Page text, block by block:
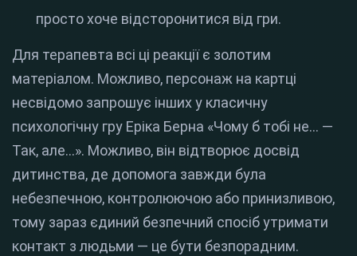
просто хоче відсторонитися від гри.
Для терапевта всі ці реакції є золотим
матеріалом. Можливо, персонаж на картці
несвідомо запрошує інших у класичну
психологічну гру Еріка Берна «Чому б тобі не... —
Так, але...». Можливо, він відтворює досвід
дитинства, де допомога завжди була
небезпечною, контролюючою або принизливою,
тому зараз єдиний безпечний спосіб утримати
контакт з людьми — це бути безпорадним.